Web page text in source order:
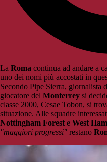
La Roma continua ad andare a
uno dei nomi più accostati in
Secondo Pipe Sierra,
giocatore del Monterrey si
classe 2000, Cesae Tobon, si
situazione. Alle squadre
Nottingham Foreste West
"maggiori progressi" restano